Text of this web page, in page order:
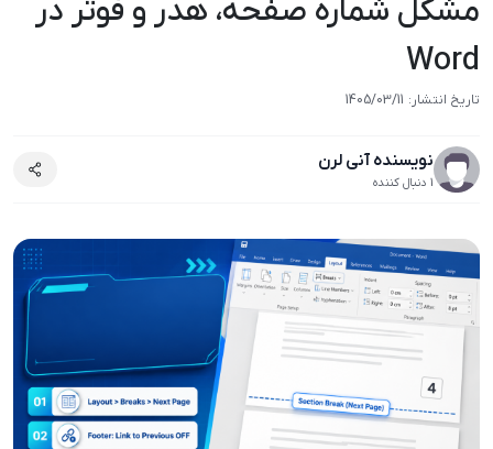
مشکل شماره صفحه، هدر و فوتر در
Word
تاریخ انتشار: 1405/03/11
1405/03/11
نویسنده آنی لرن
1 دنبال کننده